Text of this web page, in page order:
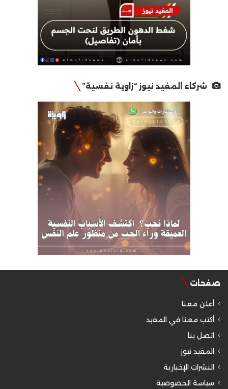
شركاء المفيد نيوز “زاوية نفسية”
صفحات
أعلن معنا
أكتب معنا في المفيد
اتصل بنا
المفيد نيوز
النشرات الإخبارية
سياسة الخصوصية